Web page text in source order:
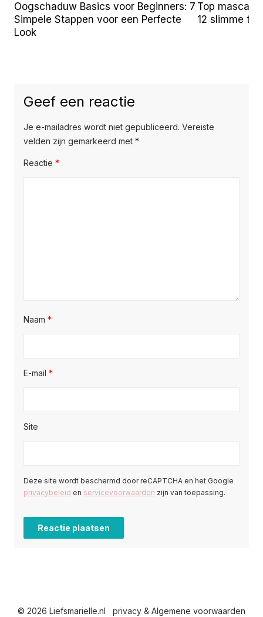
Oogschaduw Basics voor Beginners: 7
Simpele Stappen voor een Perfecte
Look
Top
12 slimme
Geef een reactie
Je e-mailadres wordt niet gepubliceerd. Vereiste
velden zijn gemarkeerd met *
Reactie *
Naam *
E-mail *
Site
Deze site wordt beschermd door reCAPTCHA en het Google
privacybeleid en servicevoorwaarden zijn van toepassing.
© 2026 Liefsmarielle.nl privacy & Algemene voorwaarden